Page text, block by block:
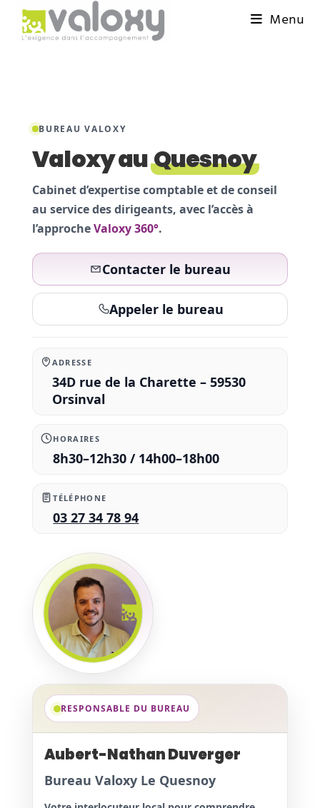
Menu
BUREAU VALOXY
Valoxy auQuesnoy
Cabinet d’expertise comptable et de conseil
au service des dirigeants, avec l’accès à
l’approcheValoxy 360°.
Contacter le bureau
Appeler le bureau
ADRESSE
34D rue de la Charette – 59530
Orsinval
HORAIRES
8h30–12h30 / 14h00–18h00
TÉLÉPHONE
03 27 34 78 94
RESPONSABLE DU BUREAU
Aubert-Nathan Duverger
Bureau Valoxy Le Quesnoy